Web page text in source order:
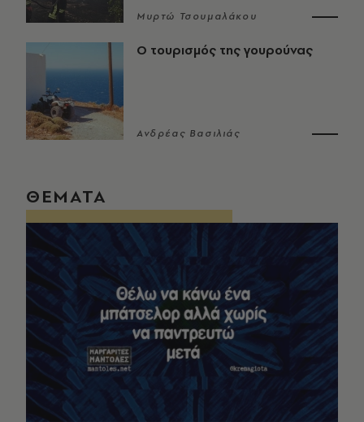
Μυρτώ Τσουμαλάκου
Ο τουρισμός της γουρούνας
Ανδρέας Βασιλιάς
ΘΕΜΑΤΑ